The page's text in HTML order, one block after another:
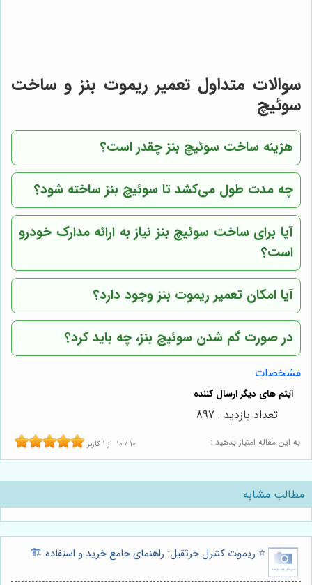
سوالات متداول تعمیر ریموت بنز و ساخت
سوئیچ
هزینه ساخت سوئیچ بنز چقدر است؟
چه مدت طول می‌کشد تا سوئیچ بنز ساخته شود؟
آیا برای ساخت سوئیچ بنز نیاز به ارائه مدارک خودرو
است؟
آیا امکان تعمیر ریموت بنز وجود دارد؟
در صورت گم شدن سوئیچ بنز، چه باید کرد؟
مشخصات
به این مقاله امتیاز بدهید : 10 / 10 از 1 کاربر
تعداد بازدید : 897
مطالب مشابه
⭐️ ریموت کنترل جرثقیل: راهنمای جامع خرید و استفاده 🏗️